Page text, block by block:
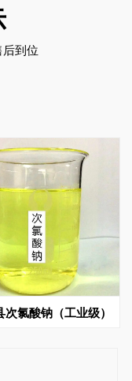
到位
次氯酸钠（工业级）